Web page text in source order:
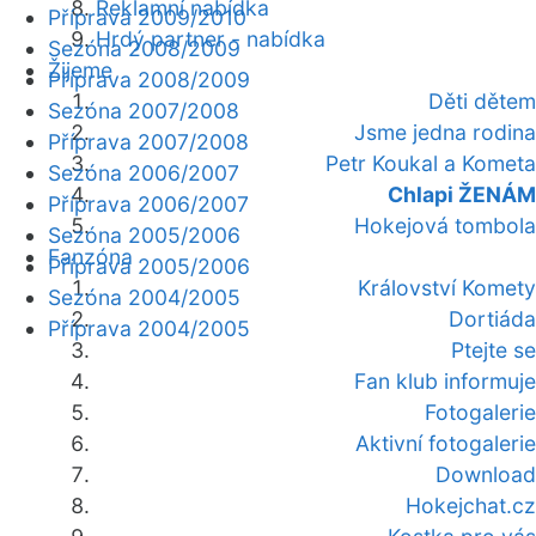
Reklamní nabídka
Hrdý partner - nabídka
Žijeme
Děti dětem
Jsme jedna rodina
Petr Koukal a Kometa
Chlapi ŽENÁM
Hokejová tombola
Fanzóna
Království Komety
Dortiáda
Ptejte se
Fan klub informuje
Fotogalerie
Aktivní fotogalerie
Download
Hokejchat.cz
Příprava 2009/2010
Sezóna 2008/2009
Příprava 2008/2009
Sezóna 2007/2008
Příprava 2007/2008
Sezóna 2006/2007
Příprava 2006/2007
Sezóna 2005/2006
Příprava 2005/2006
Sezóna 2004/2005
Příprava 2004/2005